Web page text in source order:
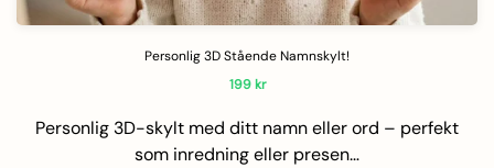
Personlig 3D Stående Namnskylt!
199kr
Personlig 3D-skylt med ditt namn eller ord – perfekt
som inredning eller presen…